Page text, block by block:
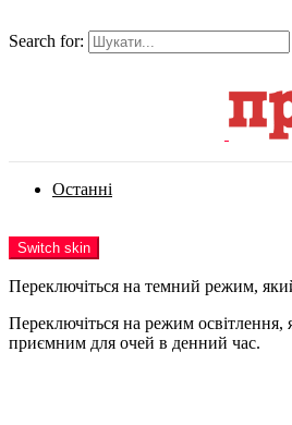
Search for:
Останні
Switch skin
Переключіться на темний режим,
Переключіться на режим освітлення,
приємним для очей в денний час.